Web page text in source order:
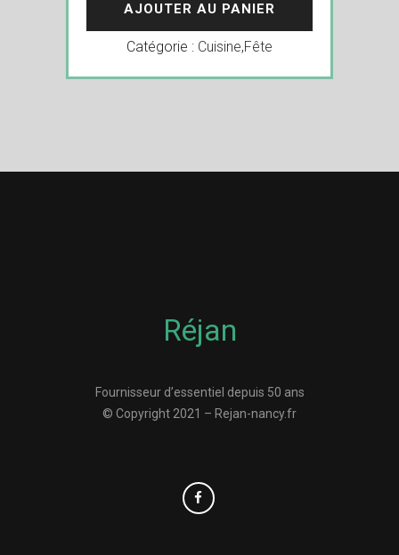
AJOUTER AU PANIER
Catégorie : Cuisine,Fête
Réjan
Fournisseur d’essentiel depuis 50 ans
© Copyright 2021 – Rejan-nancy.fr